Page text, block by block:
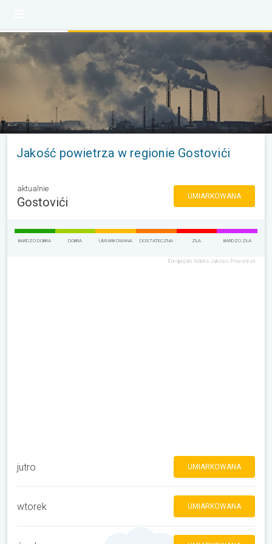
Jakość powietrza w regionie Gostovići
aktualnie
Gostovići UMIARKOWANA
BARDZO DOBRA DOBRA UMIARKOWANA DOSTATECZNA ZŁA BARDZO ZŁA
Europejski Indeks Jakości Powietrza
jutro UMIARKOWANA
wtorek UMIARKOWANA